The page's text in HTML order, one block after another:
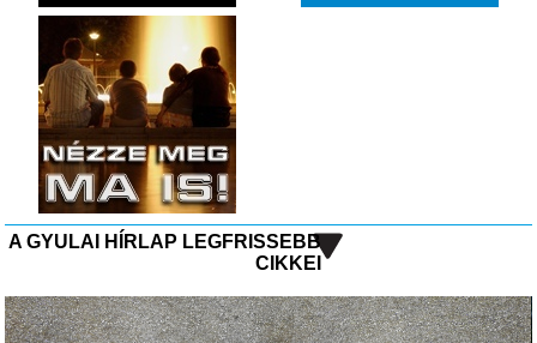
A GYULAI HÍRLAP LEGFRISSEBB
CIKKEI